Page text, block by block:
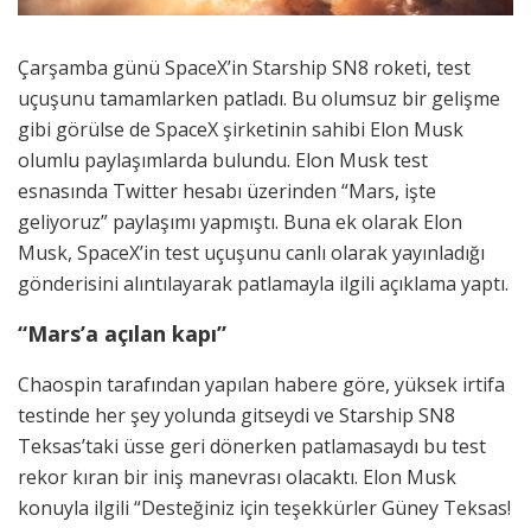
Çarşamba günü SpaceX’in Starship SN8 roketi, test
uçuşunu tamamlarken patladı. Bu olumsuz bir gelişme
gibi görülse de SpaceX şirketinin sahibi Elon Musk
olumlu paylaşımlarda bulundu. Elon Musk test
esnasında Twitter hesabı üzerinden “Mars, işte
geliyoruz” paylaşımı yapmıştı. Buna ek olarak Elon
Musk, SpaceX’in test uçuşunu canlı olarak yayınladığı
gönderisini alıntılayarak patlamayla ilgili açıklama yaptı.
“Mars’a açılan kapı”
Chaospin tarafından yapılan habere göre, yüksek irtifa
testinde her şey yolunda gitseydi ve Starship SN8
Teksas’taki üsse geri dönerken patlamasaydı bu test
rekor kıran bir iniş manevrası olacaktı. Elon Musk
konuyla ilgili “Desteğiniz için teşekkürler Güney Teksas!